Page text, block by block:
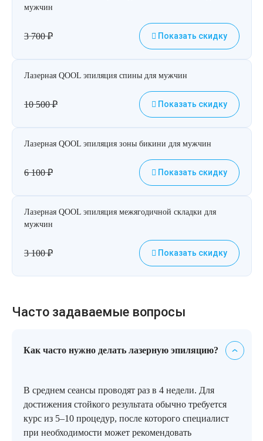
мужчин
3 700₽ Показать скидку
Лазерная QOOL эпиляция спины для мужчин
10 500₽ Показать скидку
Лазерная QOOL эпиляция зоны бикини для мужчин
6 100₽ Показать скидку
Лазерная QOOL эпиляция межягодичной складки для
мужчин
3 100₽ Показать скидку
Часто задаваемые вопросы
Как часто нужно делать лазерную эпиляцию?
В среднем сеансы проводят раз в 4 недели. Для
достижения стойкого результата обычно требуется
курс из 5–10 процедур, после которого специалист
при необходимости может рекомендовать